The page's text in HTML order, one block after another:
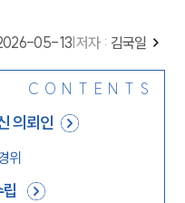
05-13 저자 : 김국일
CONTENTS
의뢰인
위